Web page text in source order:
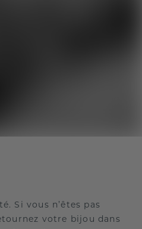
Si vous n’êtes pas
votre bijou dans